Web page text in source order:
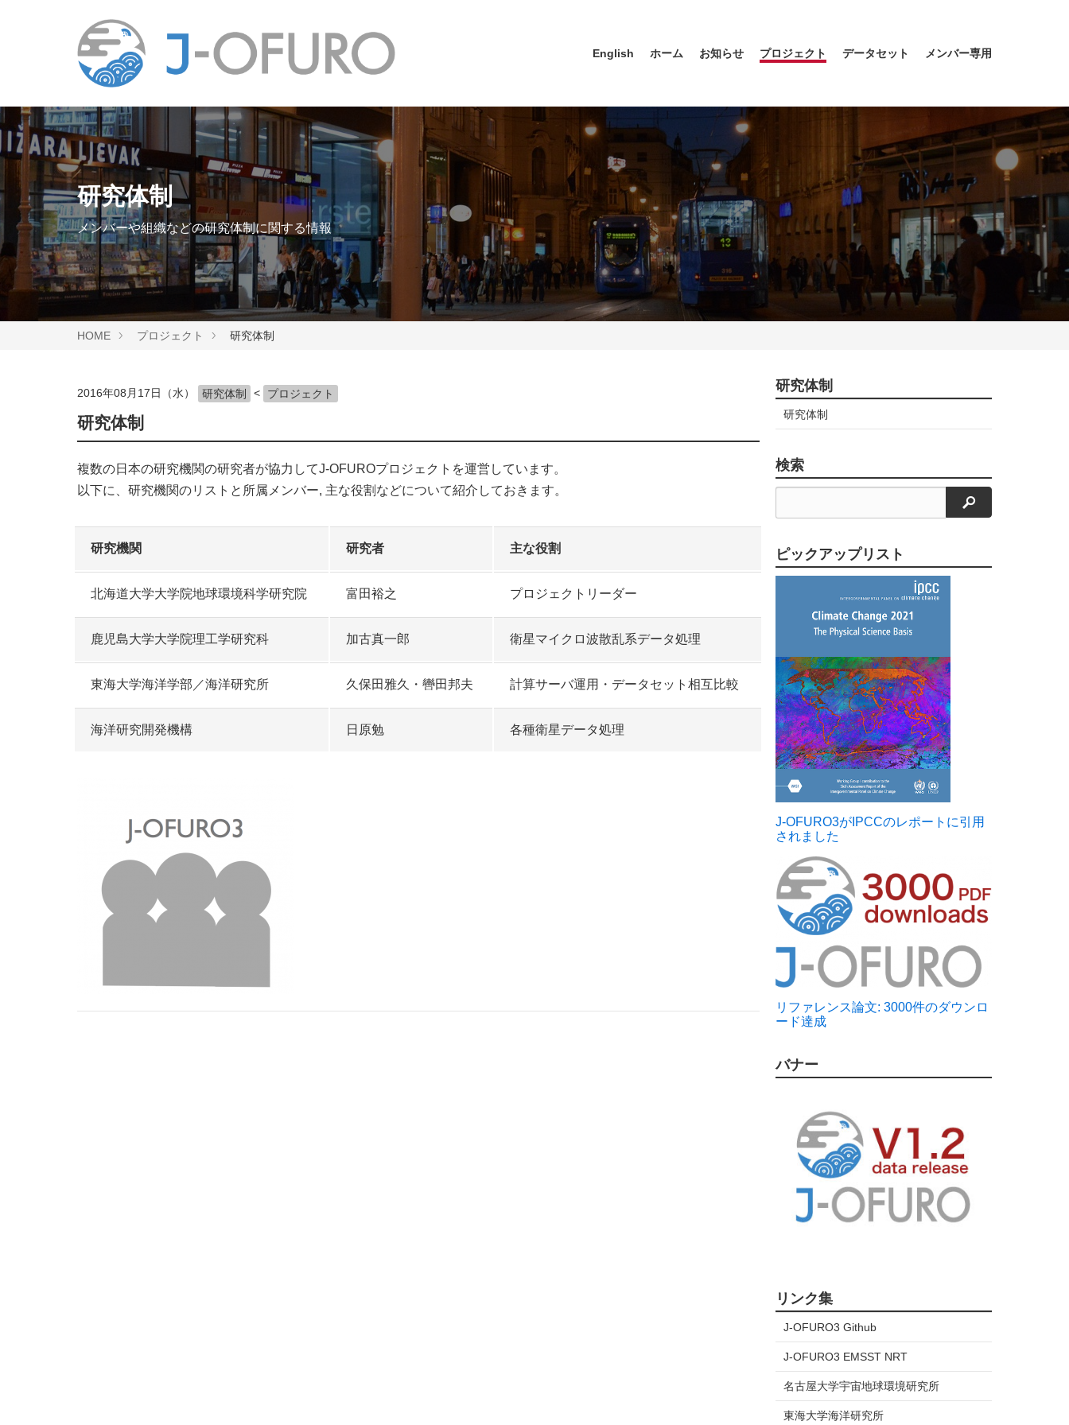
English ホーム お知らせ プロジェクト データセット メンバー専用
研究体制
メンバーや組織などの研究体制に関する情報
HOME プロジェクト 研究体制
2016年08月17日（水） 研究体制 < プロジェクト
研究体制
複数の日本の研究機関の研究者が協力してJ-OFUROプロジェクトを運営しています。
以下に、研究機関のリストと所属メンバー, 主な役割などについて紹介しておきます。
研究機関 研究者 主な役割
北海道大学大学院地球環境科学研究院 富田裕之 プロジェクトリーダー
鹿児島大学大学院理工学研究科 加古真一郎 衛星マイクロ波散乱系データ処理
東海大学海洋学部／海洋研究所 久保田雅久・轡田邦夫 計算サーバ運用・データセット相互比較
海洋研究開発機構 日原勉 各種衛星データ処理
研究体制
研究体制
検索
検索
ピックアップリスト
J-OFURO3がIPCCのレポートに引用
されました
リファレンス論文: 3000件のダウンロ
ード達成
バナー
リンク集
J-OFURO3 Github
J-OFURO3 EMSST NRT
名古屋大学宇宙地球環境研究所
東海大学海洋研究所